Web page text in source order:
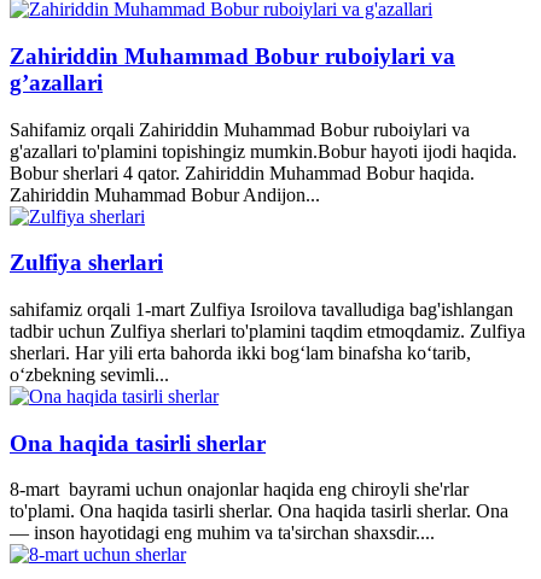
Zahiriddin Muhammad Bobur ruboiylari va
g’azallari
Sahifamiz orqali Zahiriddin Muhammad Bobur ruboiylari va
g'azallari to'plamini topishingiz mumkin.Bobur hayoti ijodi haqida.
Bobur sherlari 4 qator. Zahiriddin Muhammad Bobur haqida.
Zahiriddin Muhammad Bobur Andijon...
Zulfiya sherlari
sahifamiz orqali 1-mart Zulfiya Isroilova tavalludiga bag'ishlangan
tadbir uchun Zulfiya sherlari to'plamini taqdim etmoqdamiz. Zulfiya
sherlari. Har yili erta bahorda ikki bogʻlam binafsha koʻtarib,
oʻzbekning sevimli...
Ona haqida tasirli sherlar
8-mart bayrami uchun onajonlar haqida eng chiroyli she'rlar
to'plami. Ona haqida tasirli sherlar. Ona haqida tasirli sherlar. Ona
— inson hayotidagi eng muhim va ta'sirchan shaxsdir....